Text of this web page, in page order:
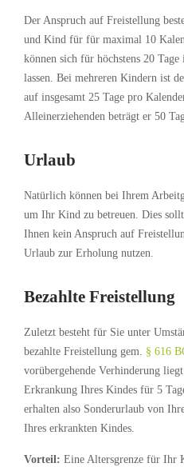
Der Anspruch auf Freistellung
und Kind für für maximal 10
können sich für höchstens 20
lassen. Bei mehreren Kindern ist
auf insgesamt 25 Tage pro
Alleinerziehenden beträgt er 50
Urlaub
Natürlich können bei Ihrem
um Ihr Kind zu betreuen. Dies
Ihnen kein Anspruch auf
Urlaub zur Erholung nutzen.
Bezahlte Freistellung
Zuletzt besteht für Sie unter
bezahlte Freistellung gem. § 616
vorübergehende Verhinderung
Erkrankung Ihres Kindes für 5
erhalten also Sonderurlaub von
Ihres erkrankten Kindes.
Vorteil: Eine Altersgrenze für Ihr